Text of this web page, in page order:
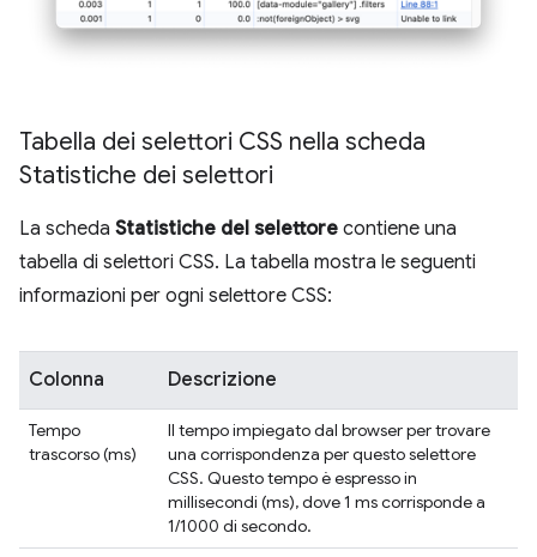
Tabella dei selettori CSS nella scheda
Statistiche dei selettori
La scheda Statistiche del selettore contiene una
tabella di selettori CSS. La tabella mostra le seguenti
informazioni per ogni selettore CSS:
Colonna Descrizione
Tempo
trascorso (ms)
Il tempo impiegato dal browser per trovare
una corrispondenza per questo selettore
CSS. Questo tempo è espresso in
millisecondi (ms), dove 1 ms corrisponde a
1/1000 di secondo.